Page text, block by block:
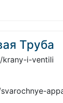
Труба
krany-i-ventili